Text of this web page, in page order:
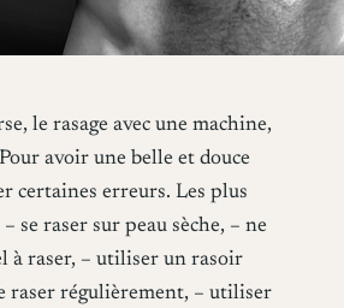
le rasage avec une machine,
avoir une belle et douce
certaines erreurs. Les plus
se raser sur peau sèche, – ne
à raser, – utiliser un rasoir
raser régulièrement, – utiliser